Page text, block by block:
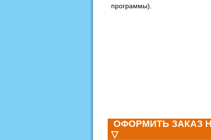
программы).
ОФОРМИТЬ ЗАКАЗ
▽